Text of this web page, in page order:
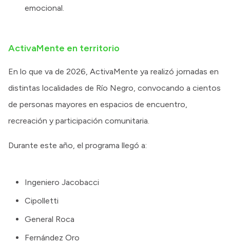
emocional.
ActivaMente en territorio
En lo que va de 2026, ActivaMente ya realizó jornadas en
distintas localidades de Río Negro, convocando a cientos
de personas mayores en espacios de encuentro,
recreación y participación comunitaria.
Durante este año, el programa llegó a:
Ingeniero Jacobacci
Cipolletti
General Roca
Fernández Oro